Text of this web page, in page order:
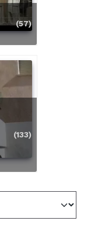
(57)
(133)